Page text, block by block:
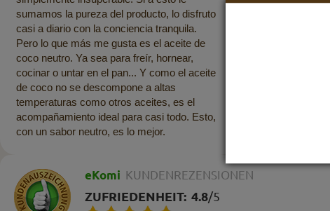
sumamos la pureza del producto, lo disfruto
casi a diario con la conciencia tranquila.
Pero lo que más me gusta es el aceite de
coco neutro. Ya sea para freír, hornear,
cocinar o untar en el pan... Y como el aceite
de coco no se descompone a altas
temperaturas como otros aceites, es el
acompañamiento ideal para casi todo. Esto,
con un sabor neutro, es lo mejor.
eKomi KUNDENREZENSIONEN
ZUFRIEDENHEIT: 4.8/5